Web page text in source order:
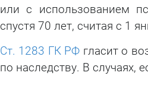
или с использованием
спустя 70 лет, считая с 1
Ст. 1283 ГК РФ гласит о
по наследству. В случаях,